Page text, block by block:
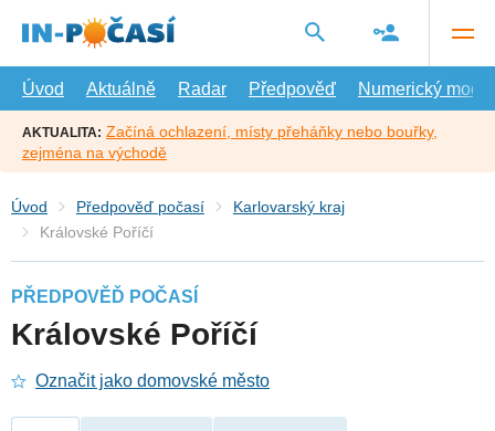
hlavní
Úvod
Aktuálně Radar Předpověď Numerický model
AKTUALITA: Začíná ochlazení, místy přeháňky nebo bouřky,
zejména na východě
Úvod Předpověď počasí
Karlovarský kraj
Královské Poříčí
PŘEDPOVĚĎ POČASÍ
Královské Poříčí
Označit jako domovské město